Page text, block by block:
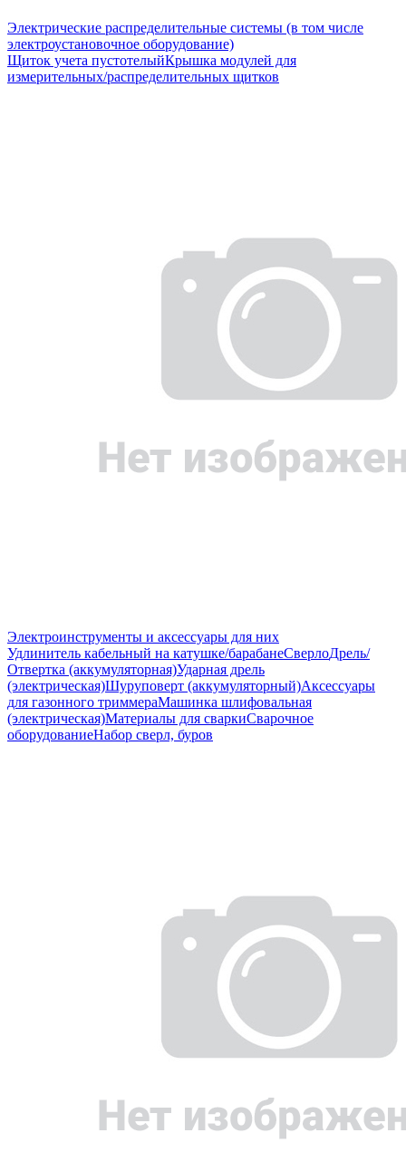
Электрические распределительные системы (в том числе
электроустановочное оборудование)
Щиток учета пустотелыйКрышка модулей для
измерительных/распределительных щитков
Электроинструменты и аксессуары для них
Удлинитель кабельный на катушке/барабанеСверлоДрель/
Отвертка (аккумуляторная)Ударная дрель
(электрическая)Шуруповерт (аккумуляторный)Аксессуары
для газонного триммераМашинка шлифовальная
(электрическая)Материалы для сваркиСварочное
оборудованиеНабор сверл, буров